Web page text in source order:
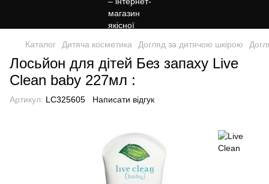
Каталог Дитяча косметика Догляд за дитячою шкірою
Лосьйон для дітей Без запаху Live
Clean baby 227мл :
Артикул: LC325605 Написати відгук